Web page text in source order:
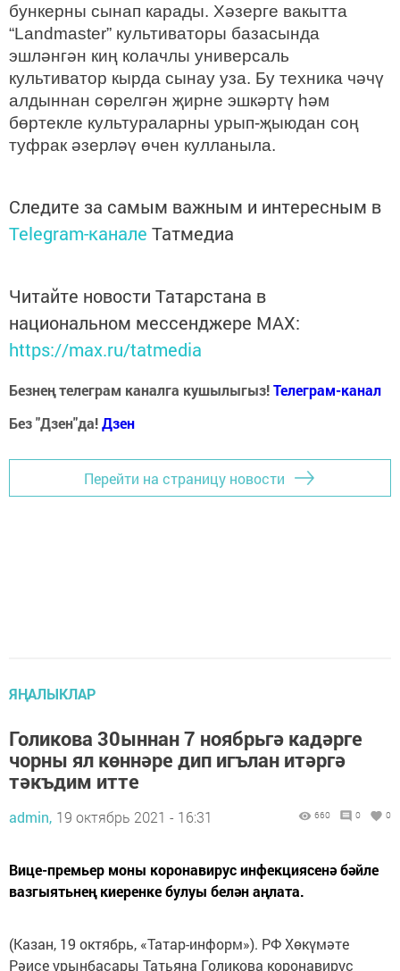
бункерны сынап карады. Хәзерге вакытта
“Landmaster” культиваторы базасында
эшләнгән киң колачлы универсаль
культиватор кырда сынау уза. Бу техника чәчү
алдыннан сөрелгән җирне эшкәртү һәм
бөртекле культураларны урып-җыюдан соң
туфрак әзерләү өчен кулланыла.
Следите за самым важным и интересным в
Telegram-канале Татмедиа
Читайте новости Татарстана в
национальном мессенджере MАХ:
https://max.ru/tatmedia
Безнең телеграм каналга кушылыгыз!Телеграм-канал
Без "Дзен"да!Дзен
Перейти на страницу новости
ЯҢАЛЫКЛАР
Голикова 30ыннан 7 ноябрьгә кадәрге
чорны ял көннәре дип игълан итәргә
тәкъдим итте
admin, 19 октябрь 2021 - 16:31 660 0 0
Вице-премьер моны коронавирус инфекциясенә бәйле
вазгыятьнең киеренке булуы белән аңлата.
(Казан, 19 октябрь, «Татар-информ»). РФ Хөкүмәте
Рәисе урынбасары Татьяна Голикова коронавирус